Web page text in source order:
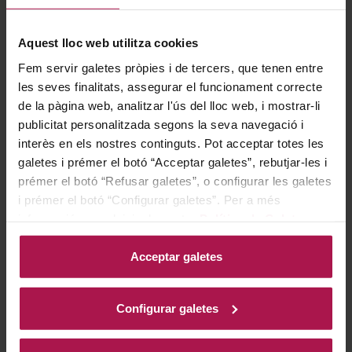
Aquest lloc web utilitza cookies
Fem servir galetes pròpies i de tercers, que tenen entre
les seves finalitats, assegurar el funcionament correcte
de la pàgina web, analitzar l'ús del lloc web, i mostrar-li
publicitat personalitzada segons la seva navegació i
interès en els nostres continguts. Pot acceptar totes les
galetes i prémer el botó “Acceptar galetes”, rebutjar-les i
prémer el botó “Refusar galetes”, o configurar les galetes
i prémer el botó “Configurar galetes”. Per a més
Acceptar galetes
Configurar galetes
aromática, que combina notas de frutas maduras
como pera y manzana con delicados toques florales y
con una acidez bien integrada y un final largo y
armonioso. Ideal para acompañar mariscos, pescados y
platos de cocina asiática.
Historia bodega
promover y desarrollar Family Estate. Con el tiempo,
con 70 hectáreas de viñedo propio, se convirtió en el
más importante dentro de la región de Grand Cru de
Alsacia. Primero centrado esencialmente alrededor de